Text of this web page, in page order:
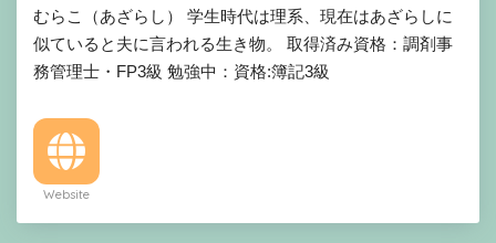
むらこ（あざらし） 学生時代は理系、現在はあざらしに
似ていると夫に言われる生き物。 取得済み資格：調剤事
務管理士・FP3級 勉強中：資格:簿記3級
Website